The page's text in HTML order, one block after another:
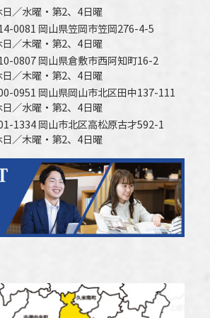
日／水曜・第2、4日曜
0081 岡山県笠岡市笠岡276-4-5
日／木曜・第2、4日曜
0807 岡山県倉敷市西阿知町16-2
日／木曜・第2、4日曜
0951 岡山県岡山市北区田中137-111
日／水曜・第2、4日曜
1334 岡山市北区高松原古才592-1
日／木曜・第2、4日曜